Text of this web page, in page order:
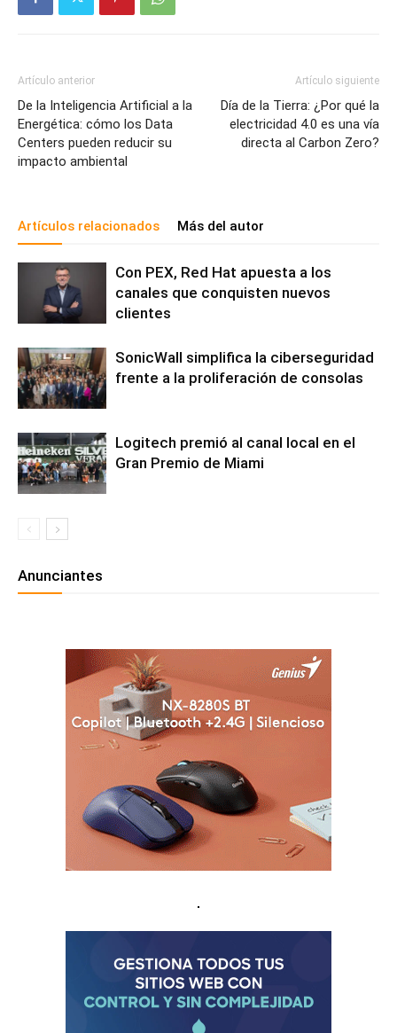
Artículo anterior
De la Inteligencia Artificial a la
Energética: cómo los Data
Centers pueden reducir su
impacto ambiental
Artículo siguiente
Día de la Tierra: ¿Por qué la
electricidad 4.0 es una vía
directa al Carbon Zero?
Artículos relacionados Más del autor
Con PEX, Red Hat apuesta a los
canales que conquisten nuevos
clientes
SonicWall simplifica la ciberseguridad
frente a la proliferación de consolas
Logitech premió al canal local en el
Gran Premio de Miami
Anunciantes